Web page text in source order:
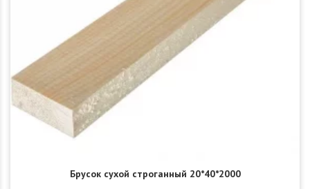
Брусок сухой строганный 20*40*2000